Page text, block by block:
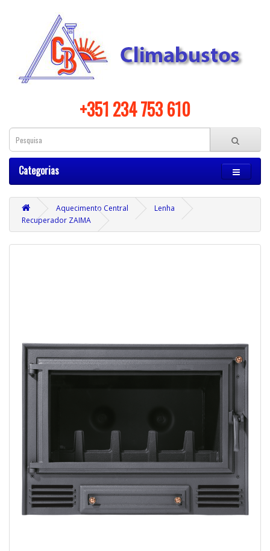
+351 234 753 610
Categorias
Aquecimento Central
Lenha
Recuperador ZAIMA